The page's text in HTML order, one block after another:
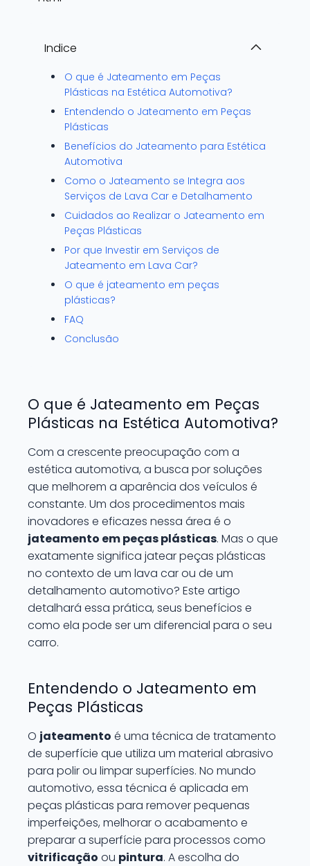
Indice
O que é Jateamento em Peças
Plásticas na Estética Automotiva?
Entendendo o Jateamento em Peças
Plásticas
Benefícios do Jateamento para Estética
Automotiva
Como o Jateamento se Integra aos
Serviços de Lava Car e Detalhamento
Cuidados ao Realizar o Jateamento em
Peças Plásticas
Por que Investir em Serviços de
Jateamento em Lava Car?
O que é jateamento em peças
plásticas?
FAQ
Conclusão
O que é Jateamento em Peças
Plásticas na Estética Automotiva?
Com a crescente preocupação com a
estética automotiva, a busca por soluções
que melhorem a aparência dos veículos é
constante. Um dos procedimentos mais
inovadores e eficazes nessa área é o
jateamento em peças plásticas. Mas o que
exatamente significa jatear peças plásticas
no contexto de um lava car ou de um
detalhamento automotivo? Este artigo
detalhará essa prática, seus benefícios e
como ela pode ser um diferencial para o seu
carro.
Entendendo o Jateamento em
Peças Plásticas
O jateamento é uma técnica de tratamento
de superfície que utiliza um material abrasivo
para polir ou limpar superfícies. No mundo
automotivo, essa técnica é aplicada em
peças plásticas para remover pequenas
imperfeições, melhorar o acabamento e
preparar a superfície para processos como
vitrificação ou pintura. A escolha do